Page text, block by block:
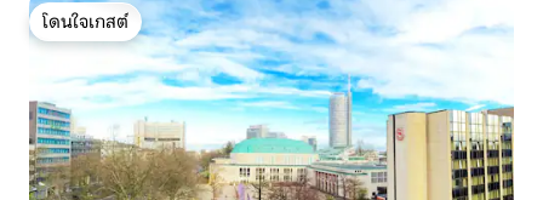
โดนใจเกสต์
โดนใจเกสต์